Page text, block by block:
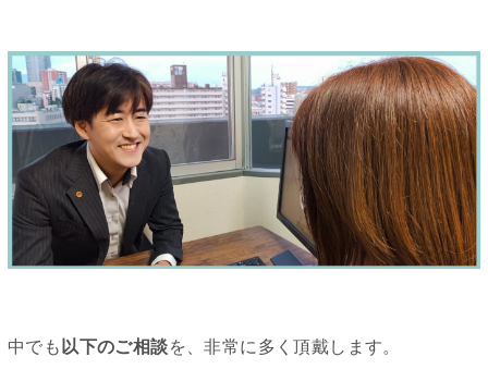
中でも 以下のご相談を、非常に多く頂戴します。